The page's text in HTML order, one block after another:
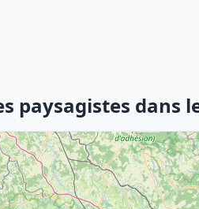
paysagistes dans